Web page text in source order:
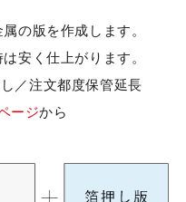
の版を作成します。
安く仕上がります。
／注文都度保管延長
ージから